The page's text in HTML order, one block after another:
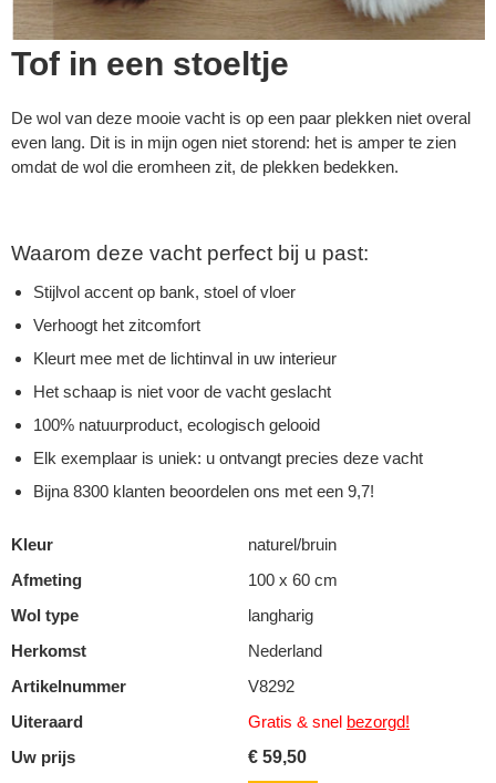
Tof in een stoeltje
De wol van deze mooie vacht is op een paar plekken niet overal
even lang. Dit is in mijn ogen niet storend: het is amper te zien
omdat de wol die eromheen zit, de plekken bedekken.
Waarom deze vacht perfect bij u past:
Stijlvol accent op bank, stoel of vloer
Verhoogt het zitcomfort
Kleurt mee met de lichtinval in uw interieur
Het schaap is niet voor de vacht geslacht
100% natuurproduct, ecologisch gelooid
Elk exemplaar is uniek: u ontvangt precies deze vacht
Bijna 8300 klanten beoordelen ons met een 9,7!
Kleur
naturel/bruin
Afmeting
100 x 60 cm
Wol type
langharig
Herkomst
Nederland
Artikelnummer
V8292
Uiteraard
Gratis & snel bezorgd!
Uw prijs
€ 59,50